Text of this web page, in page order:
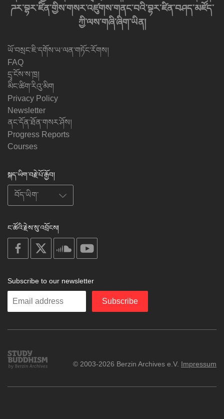
ཌར་བྷར་ཛིན་གྱིས་གསར་འཛུགས་གནང་བའི་བྷར་ཛིན་བཤད་མཛོད་
ཀྱི་ལས་གཞི་ཞིག་ཡིན།
ཡོ་བསྲང་ཇི་དགོས་ཡ་ལན་གཏོང་རོགས།
FAQ
དྲྭ་ངོས་ས་ཁྲ།
མིང་ཚིག་རིའུ་མིག
Privacy Policy
Newsletter
ནང་དོན་ཐོན་གསར་ཤོས།
Progress Reports
Courses
སྐད་ཡིག་བརྗེ་པོ་རྒྱོབ།
ང་ཚོའི་རྗེས་སུ་འབྲོངས།
on
facebook
soundcloud
Subscribe to our newsletter
Enter
Subscribe
Study
Buddhism
© 2003-2026 Berzin Archives e.V. Impressum